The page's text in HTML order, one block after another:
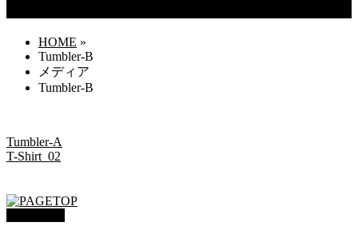
HOME »
Tumbler-B
メディア
Tumbler-B
Tumbler-A
T-Shirt_02